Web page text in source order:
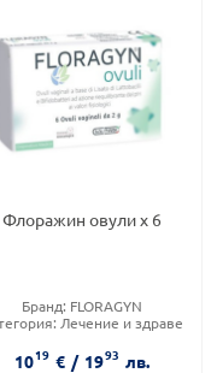
Флоражин овули х 6
Бранд: FLORAGYN
Лечение и здраве
1019 € / 1993 лв.